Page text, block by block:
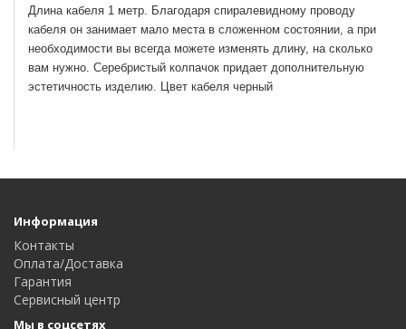
Длина кабеля 1 метр. Благодаря спиралевидному проводу
кабеля он занимает мало места в сложенном состоянии, а при
необходимости вы всегда можете изменять длину, на сколько
вам нужно. Серебристый колпачок придает дополнительную
эстетичность изделию. Цвет кабеля черный
Информация
Контакты
Оплата/Доставка
Гарантия
Сервисный центр
Мы в соцсетях